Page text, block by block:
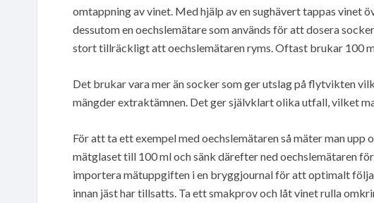
omtappning av vinet. Med hjälp av en sughävert tappas vinet
dessutom en oechslemätare som används för att dosera
stort tillräckligt att oechslemätaren ryms. Oftast brukar 100
Det brukar vara mer än socker som ger utslag på flytvikten
mängder extraktämnen. Det ger självklart olika utfall, vilket
För att ta ett exempel med oechslemätaren så mäter man
mätglaset till 100 ml och sänk därefter ned oechslemätaren
importera mätuppgiften i en bryggjournal för att optimalt
innan jäst har tillsatts. Ta ett smakprov och låt vinet rulla